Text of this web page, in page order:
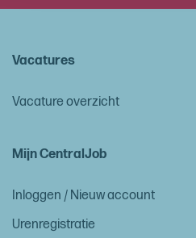
Vacatures
Vacature overzicht
Mijn CentralJob
Inloggen / Nieuw account
Urenregistratie